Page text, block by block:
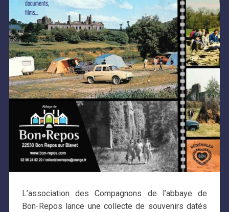
L’association des Compagnons de l’abbaye de
Bon-Repos lance une collecte de souvenirs datés